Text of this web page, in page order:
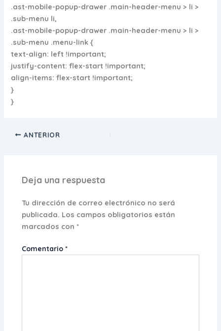
.ast-mobile-popup-drawer .main-header-menu > li >
.sub-menu li,
.ast-mobile-popup-drawer .main-header-menu > li >
.sub-menu .menu-link {
text-align: left !important;
justify-content: flex-start !important;
align-items: flex-start !important;
}
}
ANTERIOR
Deja una respuesta
Tu dirección de correo electrónico no será
publicada. Los campos obligatorios están
marcados con*
Comentario*